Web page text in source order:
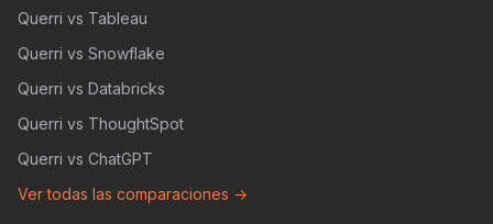
Querri vs Tableau
Querri vs Snowflake
Querri vs Databricks
Querri vs ThoughtSpot
Querri vs ChatGPT
Ver todas las comparaciones →